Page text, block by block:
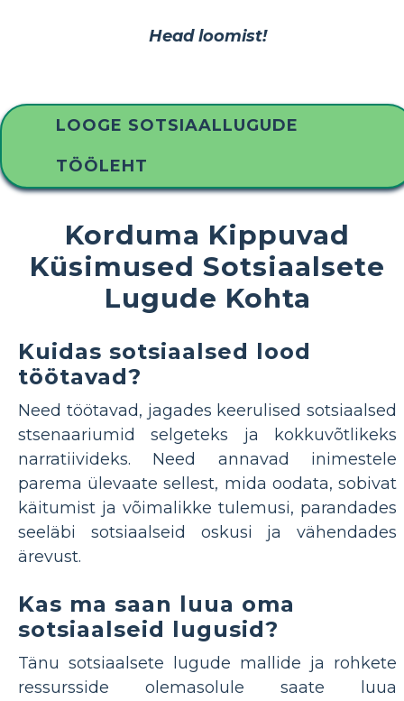
Head loomist!
LOOGE SOTSIAALLUGUDE
TÖÖLEHT
Korduma Kippuvad
Küsimused Sotsiaalsete
Lugude Kohta
Kuidas sotsiaalsed lood
töötavad?
Need töötavad, jagades keerulised sotsiaalsed
stsenaariumid selgeteks ja kokkuvõtlikeks
narratiivideks. Need annavad inimestele
parema ülevaate sellest, mida oodata, sobivat
käitumist ja võimalikke tulemusi, parandades
seeläbi sotsiaalseid oskusi ja vähendades
ärevust.
Kas ma saan luua oma
sotsiaalseid lugusid?
Tänu sotsiaalsete lugude mallide ja rohkete
ressursside olemasolule saate luua